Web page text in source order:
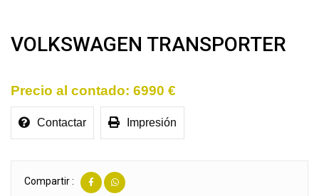
VOLKSWAGEN TRANSPORTER
6990 €
Contactar Impresión
Compartir :